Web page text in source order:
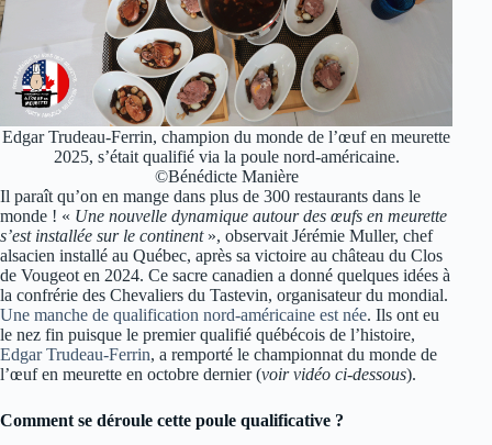
Edgar Trudeau-Ferrin, champion du monde de l’œuf en meurette
2025, s’était qualifié via la poule nord-américaine.
©Bénédicte Manière
Il paraît qu’on en mange dans plus de 300 restaurants dans le
monde ! « Une nouvelle dynamique autour des œufs en meurette
s’est installée sur le continent», observait Jérémie Muller, chef
alsacien installé au Québec, après sa victoire au château du Clos
de Vougeot en 2024. Ce sacre canadien a donné quelques idées à
la confrérie des Chevaliers du Tastevin, organisateur du mondial.
Une manche de qualification nord-américaine est née. Ils ont eu
le nez fin puisque le premier qualifié québécois de l’histoire,
Edgar Trudeau-Ferrin, a remporté le championnat du monde de
l’œuf en meurette en octobre dernier (voir vidéo ci-dessous).
Comment se déroule cette poule qualificative ?